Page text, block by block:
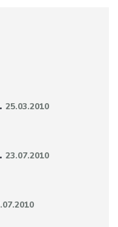
25.03.2010
23.07.2010